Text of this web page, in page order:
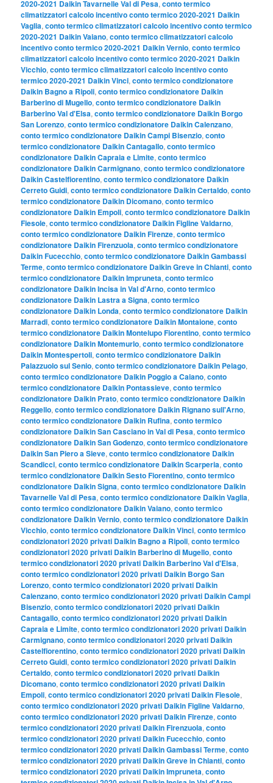
2020-2021 Daikin Tavarnelle Val di Pesa,conto termico
climatizzatori calcolo incentivo conto termico 2020-2021 Daikin
Vaglia,conto termico climatizzatori calcolo incentivo conto termico
2020-2021 Daikin Vaiano,conto termico climatizzatori calcolo
incentivo conto termico 2020-2021 Daikin Vernio,conto termico
climatizzatori calcolo incentivo conto termico 2020-2021 Daikin
Vicchio,conto termico climatizzatori calcolo incentivo conto
termico 2020-2021 Daikin Vinci,conto termico condizionatore
Daikin Bagno a Ripoli,conto termico condizionatore Daikin
Barberino di Mugello,conto termico condizionatore Daikin
Barberino Val d'Elsa,conto termico condizionatore Daikin Borgo
San Lorenzo,conto termico condizionatore Daikin Calenzano,
conto termico condizionatore Daikin Campi Bisenzio,conto
termico condizionatore Daikin Cantagallo,conto termico
condizionatore Daikin Capraia e Limite,conto termico
condizionatore Daikin Carmignano,conto termico condizionatore
Daikin Castelfiorentino,conto termico condizionatore Daikin
Cerreto Guidi,conto termico condizionatore Daikin Certaldo,conto
termico condizionatore Daikin Dicomano,conto termico
condizionatore Daikin Empoli,conto termico condizionatore Daikin
Fiesole,conto termico condizionatore Daikin Figline Valdarno,
conto termico condizionatore Daikin Firenze,conto termico
condizionatore Daikin Firenzuola,conto termico condizionatore
Daikin Fucecchio,conto termico condizionatore Daikin Gambassi
Terme,conto termico condizionatore Daikin Greve in Chianti,conto
termico condizionatore Daikin Impruneta,conto termico
condizionatore Daikin Incisa in Val d'Arno,conto termico
condizionatore Daikin Lastra a Signa,conto termico
condizionatore Daikin Londa,conto termico condizionatore Daikin
Marradi,conto termico condizionatore Daikin Montaione,conto
termico condizionatore Daikin Montelupo Fiorentino,conto termico
condizionatore Daikin Montemurlo,conto termico condizionatore
Daikin Montespertoli,conto termico condizionatore Daikin
Palazzuolo sul Senio,conto termico condizionatore Daikin Pelago,
conto termico condizionatore Daikin Poggio a Caiano,conto
termico condizionatore Daikin Pontassieve,conto termico
condizionatore Daikin Prato,conto termico condizionatore Daikin
Reggello,conto termico condizionatore Daikin Rignano sull'Arno,
conto termico condizionatore Daikin Rufina,conto termico
condizionatore Daikin San Casciano in Val di Pesa,conto termico
condizionatore Daikin San Godenzo,conto termico condizionatore
Daikin San Piero a Sieve,conto termico condizionatore Daikin
Scandicci,conto termico condizionatore Daikin Scarperia,conto
termico condizionatore Daikin Sesto Fiorentino,conto termico
condizionatore Daikin Signa,conto termico condizionatore Daikin
Tavarnelle Val di Pesa,conto termico condizionatore Daikin Vaglia,
conto termico condizionatore Daikin Vaiano,conto termico
condizionatore Daikin Vernio,conto termico condizionatore Daikin
Vicchio,conto termico condizionatore Daikin Vinci,conto termico
condizionatori 2020 privati Daikin Bagno a Ripoli,conto termico
condizionatori 2020 privati Daikin Barberino di Mugello,conto
termico condizionatori 2020 privati Daikin Barberino Val d'Elsa,
conto termico condizionatori 2020 privati Daikin Borgo San
Lorenzo,conto termico condizionatori 2020 privati Daikin
Calenzano,conto termico condizionatori 2020 privati Daikin Campi
Bisenzio,conto termico condizionatori 2020 privati Daikin
Cantagallo,conto termico condizionatori 2020 privati Daikin
Capraia e Limite,conto termico condizionatori 2020 privati Daikin
Carmignano,conto termico condizionatori 2020 privati Daikin
Castelfiorentino,conto termico condizionatori 2020 privati Daikin
Cerreto Guidi,conto termico condizionatori 2020 privati Daikin
Certaldo,conto termico condizionatori 2020 privati Daikin
Dicomano,conto termico condizionatori 2020 privati Daikin
Empoli,conto termico condizionatori 2020 privati Daikin Fiesole,
conto termico condizionatori 2020 privati Daikin Figline Valdarno,
conto termico condizionatori 2020 privati Daikin Firenze,conto
termico condizionatori 2020 privati Daikin Firenzuola,conto
termico condizionatori 2020 privati Daikin Fucecchio,conto
termico condizionatori 2020 privati Daikin Gambassi Terme,conto
termico condizionatori 2020 privati Daikin Greve in Chianti,conto
termico condizionatori 2020 privati Daikin Impruneta,conto